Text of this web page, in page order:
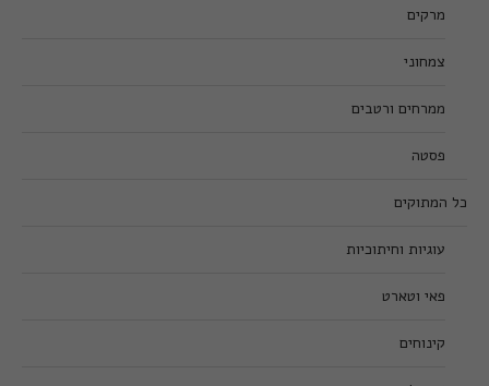
מרקים
צמחוני
ממרחים ורטבים
פסטה
כל המתוקים
עוגיות וחיתוכיות
פאי וטארט
קינוחים